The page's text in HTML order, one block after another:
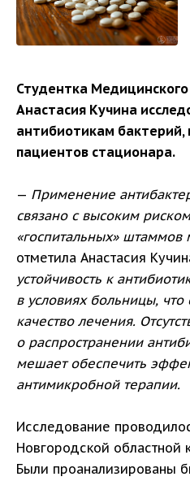
Студентка
Анастасия Кучина
антибиотикам
пациентов стационара.
— Применение
связано с высоким
«госпитальных» штаммов
отметила Анастасия
устойчивость к
в условиях больницы,
качество лечения.
о распространении
мешает обеспечить
антимикробной терапии.
Исследование
Новгородской областной
Были проанализированы